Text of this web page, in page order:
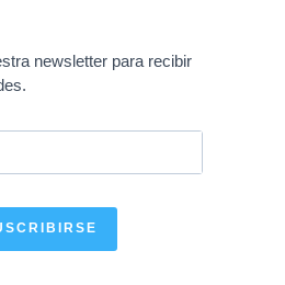
newsletter para recibir